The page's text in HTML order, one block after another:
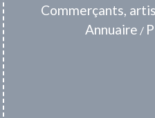
Commerçants,
Annuaire /